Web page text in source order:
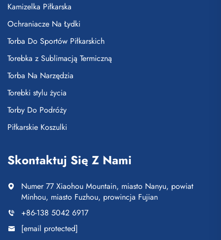
Kamizelka Piłkarska
Ochraniacze Na Łydki
Torba Do Sportów Piłkarskich
Torebka z Sublimacją Termiczną
Torba Na Narzędzia
Torebki stylu życia
Torby Do Podróży
Piłkarskie Koszulki
Skontaktuj Się Z Nami
Numer 77 Xiaohou Mountain, miasto Nanyu, powiat
Minhou, miasto Fuzhou, prowincja Fujian
+86-138 5042 6917
[email protected]